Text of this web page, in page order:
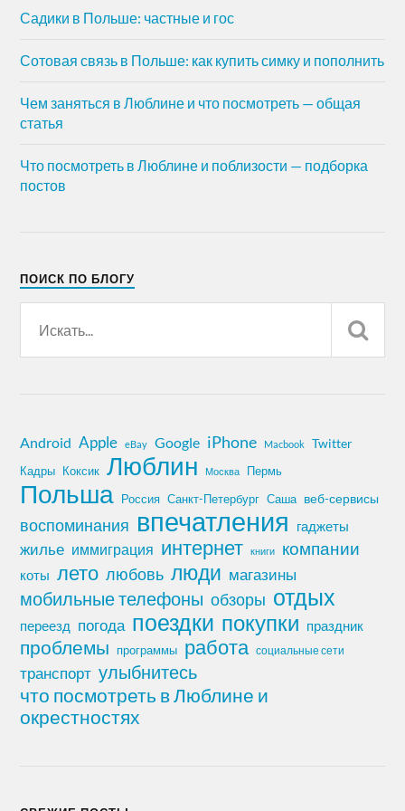
Садики в Польше: частные и гос
Сотовая связь в Польше: как купить симку и пополнить
Чем заняться в Люблине и что посмотреть — общая
статья
Что посмотреть в Люблине и поблизости — подборка
постов
ПОИСК ПО БЛОГУ
Android Apple eBay Google iPhone Macbook Twitter
Кадры Коксик Люблин Москва Пермь
Польша Россия Санкт-Петербург Саша веб-сервисы
воспоминания впечатления гаджеты
жилье иммиграция интернет книги компании
коты лето любовь люди магазины
мобильные телефоны обзоры отдых
переезд погода поездки покупки праздник
проблемы программы работа социальные сети
транспорт улыбнитесь
что посмотреть в Люблине и
окрестностях